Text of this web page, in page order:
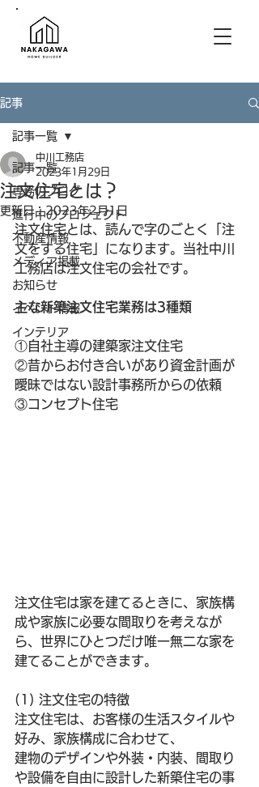
記事
記事一覧
専務のブログ
進行中のプロジェクト
不動産情報
メディア掲載
お知らせ
イベント情報
インテリア
記事一覧
注文住宅とは？
中川工務店
2023年1月29日
更新日：2023年2月1日
注文住宅とは、読んで字のごとく「注
文をする住宅」になります。当社中川
工務店は注文住宅の会社です。
主な新築注文住宅業務は3種類
①自社主導の建築家注文住宅
②昔からお付き合いがあり資金計画が
曖昧ではない設計事務所からの依頼
③コンセプト住宅
注文住宅は家を建てるときに、家族構
成や家族に必要な間取りを考えなが
ら、世界にひとつだけ唯一無二な家を
建てることができます。
(1) 注文住宅の特徴
注文住宅は、お客様の生活スタイルや
好み、家族構成に合わせて、
建物のデザインや外装・内装、間取り
や設備を自由に設計した新築住宅の事